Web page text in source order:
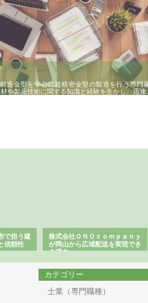
造金型を中心に超精密金型の製造を行う専門
や製品技術に関する知識と経験を生かし、迅
で担う建
信頼性
株式会社ＯＮＯｃｏｍｐａｎｙ
が岡山から広域配送を実現でき
る理由
カテゴリー
士業（専門職種）